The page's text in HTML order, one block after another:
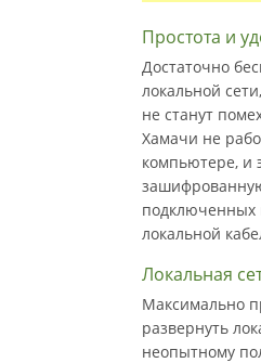
Простота и
Достаточно
локальной
не станут
Хамачи не
компьютере, и
подключенных
локальной
Локальная
Максимально
развернуть
неопытному